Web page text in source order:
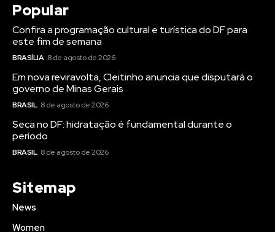
Popular
Confira a programação cultural e turística do DF para
este fim de semana
BRASÍLIA 8 de agosto de 2026
Em nova reviravolta, Cleitinho anuncia que disputará o
governo de Minas Gerais
BRASIL 8 de agosto de 2026
Seca no DF: hidratação é fundamental durante o
período
BRASIL 8 de agosto de 2026
Sitemap
News
Women